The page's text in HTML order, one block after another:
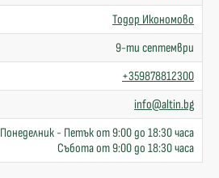
Тодор Икономово
9-ти септември
+359878812300
info@altin.bg
Понеделник - Петък от 9:00 до 18:30 часа
Събота от 9:00 до 18:30 часа